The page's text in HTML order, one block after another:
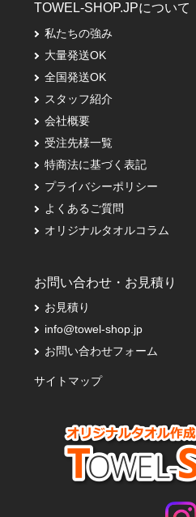
TOWEL-SHOP.JPについて
私たちの強み
大量発送OK
全国発送OK
スタッフ紹介
会社概要
受注先様一覧
特商法に基づく表記
プライバシーポリシー
よくあるご質問
オリジナルタオルコラム
お問い合わせ・お見積り
お見積り
info@towel-shop.jp
お問い合わせフォーム
サイトマップ